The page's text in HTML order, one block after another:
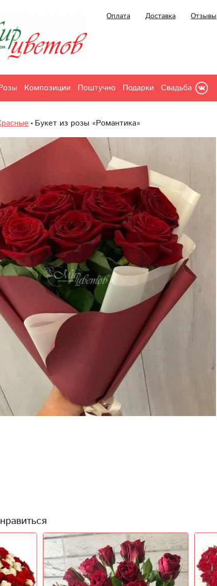
Оплата Доставка Отзывы
Композиции Поштучно Подарки Свадьба
Букет из розы «Романтика»